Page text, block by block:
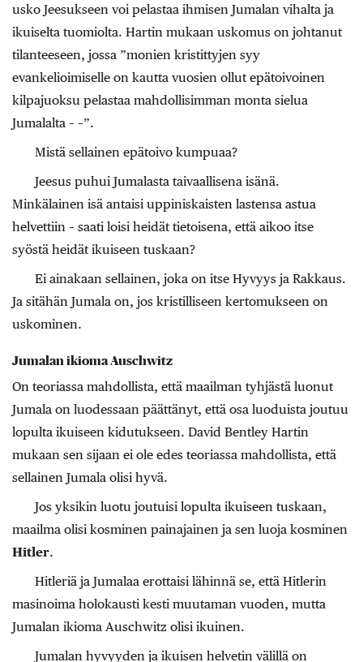
usko Jeesukseen voi pelastaa ihmisen Jumalan vihalta ja
ikuiselta tuomiolta. Hartin mukaan uskomus on johtanut
tilanteeseen, jossa ”monien kristittyjen syy
evankelioimiselle on kautta vuosien ollut epätoivoinen
kilpajuoksu pelastaa mahdollisimman monta sielua
Jumalalta – –”.
Mistä sellainen epätoivo kumpuaa?
Jeesus puhui Jumalasta taivaallisena isänä.
Minkälainen isä antaisi uppiniskaisten lastensa astua
helvettiin – saati loisi heidät tietoisena, että aikoo itse
syöstä heidät ikuiseen tuskaan?
Ei ainakaan sellainen, joka on itse Hyvyys ja Rakkaus.
Ja sitähän Jumala on, jos kristilliseen kertomukseen on
uskominen.
Jumalan ikioma Auschwitz
On teoriassa mahdollista, että maailman tyhjästä luonut
Jumala on luodessaan päättänyt, että osa luoduista joutuu
lopulta ikuiseen kidutukseen. David Bentley Hartin
mukaan sen sijaan ei ole edes teoriassa mahdollista, että
sellainen Jumala olisi hyvä.
Jos yksikin luotu joutuisi lopulta ikuiseen tuskaan,
maailma olisi kosminen painajainen ja sen luoja kosminen
Hitler.
Hitleriä ja Jumalaa erottaisi lähinnä se, että Hitlerin
masinoima holokausti kesti muutaman vuoden, mutta
Jumalan ikioma Auschwitz olisi ikuinen.
Jumalan hyvyyden ja ikuisen helvetin välillä on